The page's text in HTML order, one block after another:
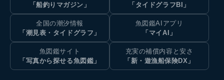
「船釣りマガジン」
「タイドグラフBI」
全国の潮汐情報
「潮見表・タイドグラフ」
魚図鑑AIアプリ
「マイAI」
魚図鑑サイト
「写真から探せる魚図鑑」
充実の補償内容と安さ
「新・遊漁船保険DX」